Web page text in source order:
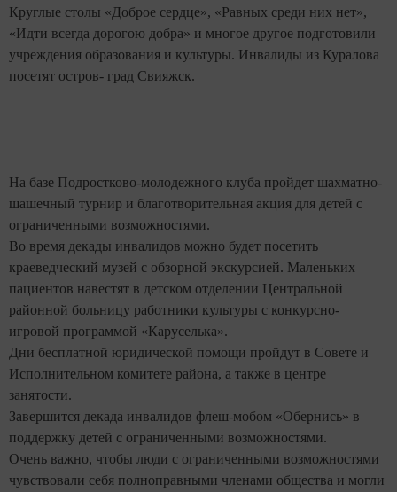
Круглые столы «Доброе сердце», «Равных среди них нет»,
«Идти всегда дорогою добра» и многое другое подготовили
учреждения образования и культуры. Инвалиды из Куралова
посетят остров- град Свияжск.
На базе Подростково-молодежного клуба пройдет шахматно-
шашечный турнир и благотворительная акция для детей с
ограниченными возможностями.
Во время декады инвалидов можно будет посетить
краеведческий музей с обзорной экскурсией. Маленьких
пациентов навестят в детском отделении Центральной
районной больницу работники культуры с конкурсно-
игровой программой «Каруселька».
Дни бесплатной юридической помощи пройдут в Совете и
Исполнительном комитете района, а также в центре
занятости.
Завершится декада инвалидов флеш-мобом «Обернись» в
поддержку детей с ограниченными возможностями.
Очень важно, чтобы люди с ограниченными возможностями
чувствовали себя полноправными членами общества и могли